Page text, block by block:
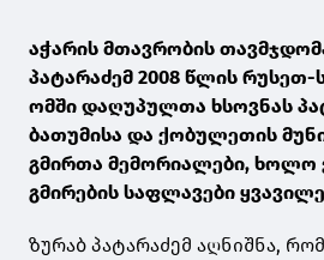
აჭარის მთავრობის
პატარაძემ 2008 წლის
ომში დაღუპულთა ხსოვნას
ბათუმისა და ქობულეთის
გმირთა მემორიალები, ხოლო
გმირების საფლავები
ზურაბ პატარაძემ აღნიშნა,